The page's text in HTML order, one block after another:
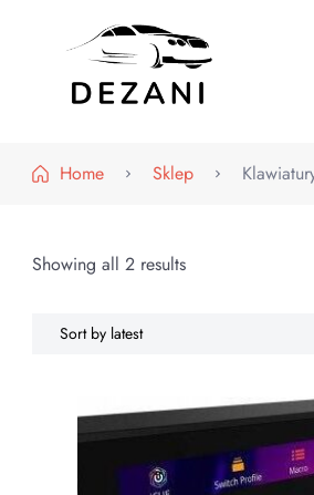
Home
Sklep
Showing all 2 results